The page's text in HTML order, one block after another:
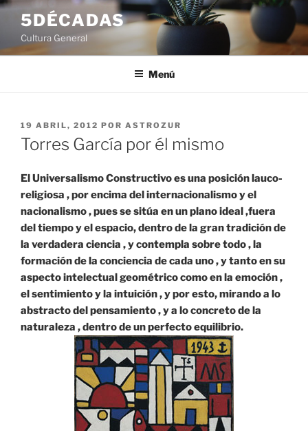
Saltar
contenido
5DÉCADAS
Cultura General
Menú
PUBLICADO
EL
19 ABRIL, 2012 POR ASTROZUR
Torres García por él mismo
El Universalismo Constructivo es una posición lauco-
religiosa , por encima del internacionalismo y el
nacionalismo , pues se sitúa en un plano ideal ,fuera
del tiempo y el espacio, dentro de la gran tradición de
la verdadera ciencia , y contempla sobre todo , la
formación de la conciencia de cada uno , y tanto en su
aspecto intelectual geométrico como en la emoción ,
el sentimiento y la intuición , y por esto, mirando a lo
abstracto del pensamiento , y a lo concreto de la
naturaleza , dentro de un perfecto equilibrio.